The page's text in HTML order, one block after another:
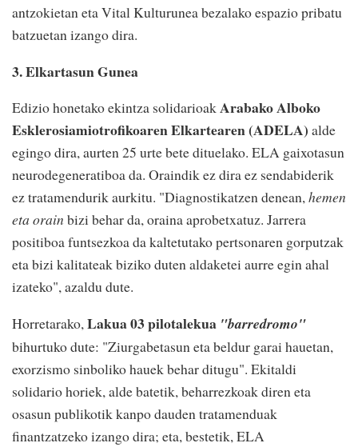
antzokietan eta Vital Kulturunea bezalako espazio pribatu
batzuetan izango dira.
3. Elkartasun Gunea
Edizio honetako ekintza solidarioakArabako Alboko
Esklerosiamiotrofikoaren Elkartearen (ADELA) alde
egingo dira, aurten 25 urte bete dituelako. ELA gaixotasun
neurodegeneratiboa da. Oraindik ez dira ez sendabiderik
ez tratamendurik aurkitu. "Diagnostikatzen denean,hemen
eta orain bizi behar da, oraina aprobetxatuz. Jarrera
positiboa funtsezkoa da kaltetutako pertsonaren gorputzak
eta bizi kalitateak biziko duten aldaketei aurre egin ahal
izateko", azaldu dute.
Horretarako,Lakua 03 pilotalekua "barredromo"
bihurtuko dute: "Ziurgabetasun eta beldur garai hauetan,
exorzismo sinboliko hauek behar ditugu". Ekitaldi
solidario horiek, alde batetik, beharrezkoak diren eta
osasun publikotik kanpo dauden tratamenduak
finantzatzeko izango dira; eta, bestetik, ELA